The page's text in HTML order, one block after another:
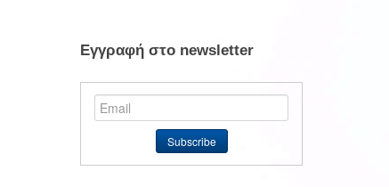
Εγγραφή στο newsletter